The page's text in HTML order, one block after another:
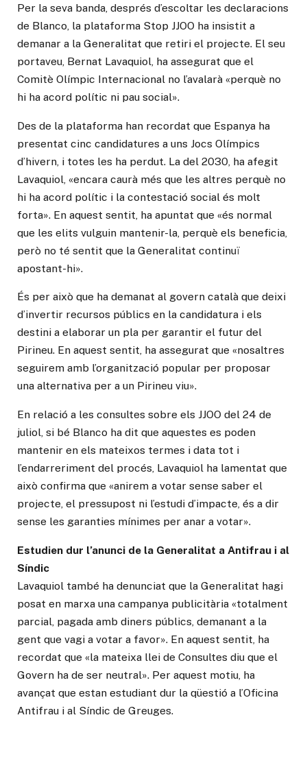
Per la seva banda, després d’escoltar les declaracions
de Blanco, la plataforma Stop JJOO ha insistit a
demanar a la Generalitat que retiri el projecte. El seu
portaveu, Bernat Lavaquiol, ha assegurat que el
Comitè Olímpic Internacional no l’avalarà «perquè no
hi ha acord polític ni pau social».
Des de la plataforma han recordat que Espanya ha
presentat cinc candidatures a uns Jocs Olímpics
d’hivern, i totes les ha perdut. La del 2030, ha afegit
Lavaquiol, «encara caurà més que les altres perquè no
hi ha acord polític i la contestació social és molt
forta». En aquest sentit, ha apuntat que «és normal
que les elits vulguin mantenir-la, perquè els beneficia,
però no té sentit que la Generalitat continuï
apostant-hi».
És per això que ha demanat al govern català que deixi
d’invertir recursos públics en la candidatura i els
destini a elaborar un pla per garantir el futur del
Pirineu. En aquest sentit, ha assegurat que «nosaltres
seguirem amb l’organització popular per proposar
una alternativa per a un Pirineu viu».
En relació a les consultes sobre els JJOO del 24 de
juliol, si bé Blanco ha dit que aquestes es poden
mantenir en els mateixos termes i data tot i
l’endarreriment del procés, Lavaquiol ha lamentat que
això confirma que «anirem a votar sense saber el
projecte, el pressupost ni l’estudi d’impacte, és a dir
sense les garanties mínimes per anar a votar».
Estudien dur l’anunci de la Generalitat a Antifrau i al
Síndic
Lavaquiol també ha denunciat que la Generalitat hagi
posat en marxa una campanya publicitària «totalment
parcial, pagada amb diners públics, demanant a la
gent que vagi a votar a favor». En aquest sentit, ha
recordat que «la mateixa llei de Consultes diu que el
Govern ha de ser neutral». Per aquest motiu, ha
avançat que estan estudiant dur la qüestió a l’Oficina
Antifrau i al Síndic de Greuges.